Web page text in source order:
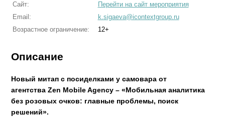
Сайт:
Перейти на сайт мероприятия
Email:
k.sigaeva@icontextgroup.ru
Возрастное ограничение:
12+
Описание
Новый митап с посиделками у самовара от
агентства Zen Mobile Agency – «Мобильная аналитика
без розовых очков: главные проблемы, поиск
решений».